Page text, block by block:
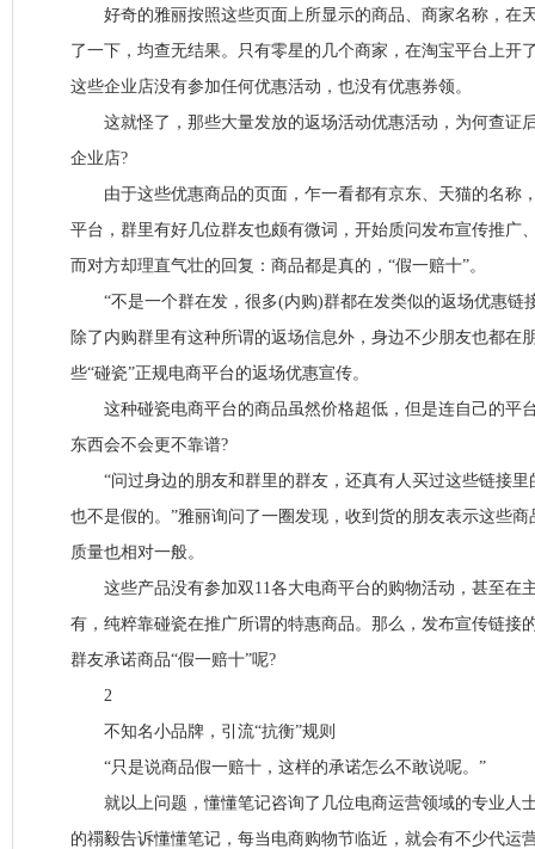
好奇的雅丽按照这些页面上所显示的商品、商家名称，在
了一下，均查无结果。只有零星的几个商家，在淘宝平台上开
这些企业店没有参加任何优惠活动，也没有优惠券领。
这就怪了，那些大量发放的返场活动优惠活动，为何查证
企业店?
由于这些优惠商品的页面，乍一看都有京东、天猫的名称
平台，群里有好几位群友也颇有微词，开始质问发布宣传推广
而对方却理直气壮的回复：商品都是真的，“假一赔十”。
“不是一个群在发，很多(内购)群都在发类似的返场优惠链
除了内购群里有这种所谓的返场信息外，身边不少朋友也都在
些“碰瓷”正规电商平台的返场优惠宣传。
这种碰瓷电商平台的商品虽然价格超低，但是连自己的平
东西会不会更不靠谱?
“问过身边的朋友和群里的群友，还真有人买过这些链接里
也不是假的。”雅丽询问了一圈发现，收到货的朋友表示这些
质量也相对一般。
这些产品没有参加双11各大电商平台的购物活动，甚至在
有，纯粹靠碰瓷在推广所谓的特惠商品。那么，发布宣传链接
群友承诺商品“假一赔十”呢?
2
不知名小品牌，引流“抗衡”规则
“只是说商品假一赔十，这样的承诺怎么不敢说呢。”
就以上问题，懂懂笔记咨询了几位电商运营领域的专业人
的禤毅告诉懂懂笔记，每当电商购物节临近，就会有不少代运